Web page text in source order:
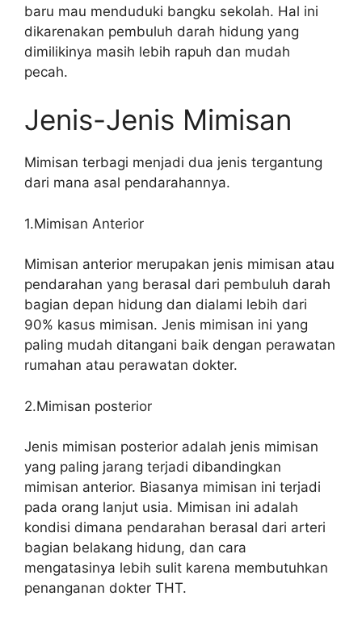
baru mau menduduki bangku sekolah. Hal ini
dikarenakan pembuluh darah hidung yang
dimilikinya masih lebih rapuh dan mudah
pecah.
Jenis-Jenis Mimisan
Mimisan terbagi menjadi dua jenis tergantung
dari mana asal pendarahannya.
1.Mimisan Anterior
Mimisan anterior merupakan jenis mimisan atau
pendarahan yang berasal dari pembuluh darah
bagian depan hidung dan dialami lebih dari
90% kasus mimisan. Jenis mimisan ini yang
paling mudah ditangani baik dengan perawatan
rumahan atau perawatan dokter.
2.Mimisan posterior
Jenis mimisan posterior adalah jenis mimisan
yang paling jarang terjadi dibandingkan
mimisan anterior. Biasanya mimisan ini terjadi
pada orang lanjut usia. Mimisan ini adalah
kondisi dimana pendarahan berasal dari arteri
bagian belakang hidung, dan cara
mengatasinya lebih sulit karena membutuhkan
penanganan dokter THT.